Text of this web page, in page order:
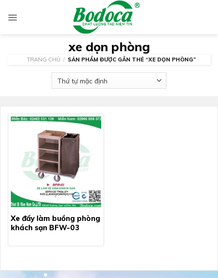
xe dọn phòng
TRANG CHỦ / SẢN PHẨM ĐƯỢC GẮN THẺ “XE DỌN PHÒNG”
Xe đẩy làm buồng phòng
khách sạn BFW-03